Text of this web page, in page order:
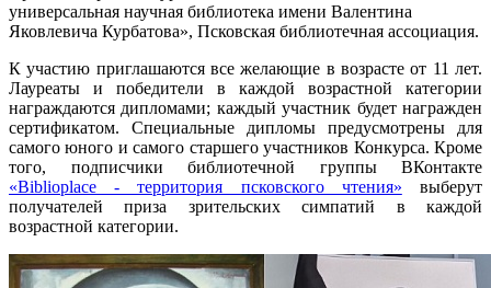
универсальная научная библиотека имени Валентина
Яковлевича Курбатова», Псковская библиотечная ассоциация.
К участию приглашаются все желающие в возрасте от 11 лет.
Лауреаты и победители в каждой возрастной категории
награждаются дипломами; каждый участник будет награжден
сертификатом. Специальные дипломы предусмотрены для
самого юного и самого старшего участников Конкурса. Кроме
того, подписчики библиотечной группы ВКонтакте
«Biblioplace - территория псковского чтения» выберут
получателей приза зрительских симпатий в каждой
возрастной категории.